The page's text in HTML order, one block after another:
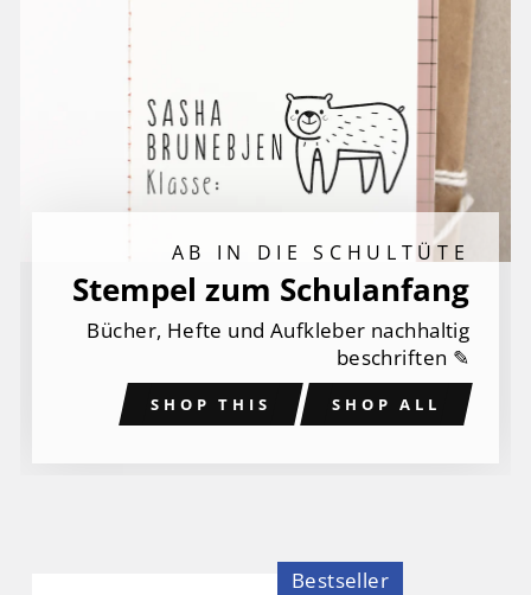
AB IN DIE SCHULTÜTE
Stempel zum Schulanfang
Bücher, Hefte und Aufkleber nachhaltig
beschriften ✎
SHOP THIS SHOP ALL
Bestseller